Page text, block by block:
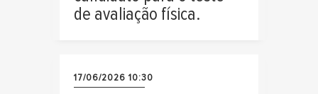
de avaliação física.
17/06/2026 10:30